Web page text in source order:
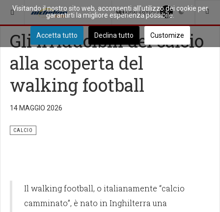
90 NEW ARTICLES
SEI QUI: SPORT CALCIO
Gli irriducibili del calcio
alla scoperta del
walking football
14 MAGGIO 2026
CALCIO
Il walking football, o italianamente “calcio
camminato”, è nato in Inghilterra una
Visitando il nostro sito web, acconsenti all'utilizzo dei cookie per
garantirti la migliore esperienza possibile.
Accetta tutto Declina tutto Customize